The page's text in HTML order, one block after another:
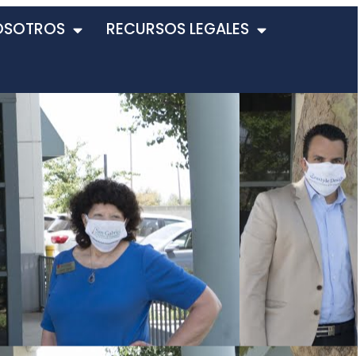
RECURSOS LEGALES